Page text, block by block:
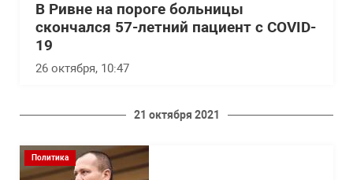
В Ривне на пороге больницы
скончался 57-летний пациент с COVID-
19
26 октября, 10:47
21 октября 2021
Политика